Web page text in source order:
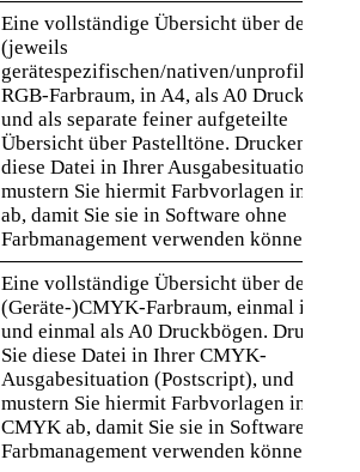
Eine vollständige Übersicht über den
(jeweils
gerätespezifischen/nativen/unprofilierten)
RGB-Farbraum, in A4, als A0 Druckbögen
und als separate feiner aufgeteilte
Übersicht über Pastelltöne. Drucken Sie
diese Datei in Ihrer Ausgabesituation, und
mustern Sie hiermit Farbvorlagen in RGB
ab, damit Sie sie in Software ohne
Farbmanagement verwenden können.
Eine vollständige Übersicht über den
(Geräte-)CMYK-Farbraum, einmal in A4
und einmal als A0 Druckbögen. Drucken
Sie diese Datei in Ihrer CMYK-
Ausgabesituation (Postscript), und
mustern Sie hiermit Farbvorlagen in
CMYK ab, damit Sie sie in Software ohne
Farbmanagement verwenden können.